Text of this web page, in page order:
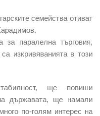
семейства отиват
паралелна търговия,
изкривяванията в този
ще повиши
държавата, ще намали
по-голям интерес на